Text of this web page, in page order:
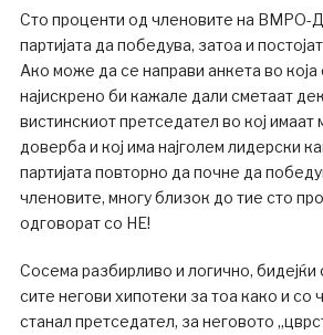
Сто проценти од членовите на ВМРО-
партијата да победува, затоа и
Ако може да се направи анкета во која
најискрено би кажале дали сметаат
вистинскиот претседател во кој имаат
доверба и кој има најголем лидерски
партијата повторно да почне да
членовите, многу близок до тие сто
одговорат со НЕ!
Сосема разбирливо и логично, бидејќи
сите негови хипотеки за тоа како и со
станал претседател, за неговото